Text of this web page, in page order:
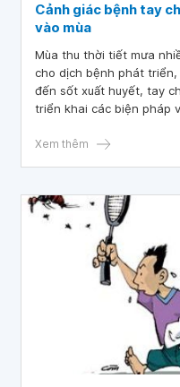
Cảnh giác bệnh tay
vào mùa
Mùa thu thời tiết mưa
cho dịch bệnh phát
đến sốt xuất huyết, tay
triển khai các biện pháp
Xem thêm